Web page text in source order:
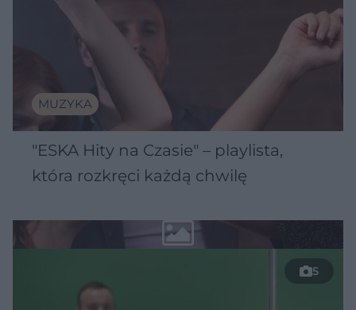
MUZYKA
"ESKA Hity na Czasie" – playlista,
która rozkręci każdą chwilę
5